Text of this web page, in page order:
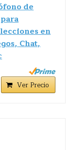
de
en
Chat,
Ver Precio